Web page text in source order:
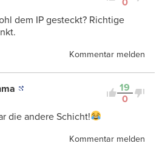
0
dem IP gesteckt? Richtige
Kommentar melden
19
0
die andere Schicht!
Kommentar melden